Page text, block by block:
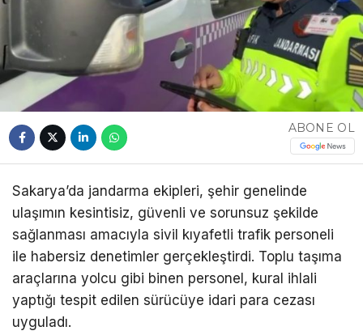
ABONE OL
Sakarya’da jandarma ekipleri, şehir genelinde
ulaşımın kesintisiz, güvenli ve sorunsuz şekilde
sağlanması amacıyla sivil kıyafetli trafik personeli
ile habersiz denetimler gerçekleştirdi. Toplu taşıma
araçlarına yolcu gibi binen personel, kural ihlali
yaptığı tespit edilen sürücüye idari para cezası
uyguladı.